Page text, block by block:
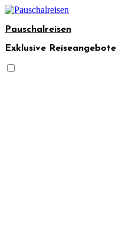
Skip
content
Pauschalreisen
Exklusive